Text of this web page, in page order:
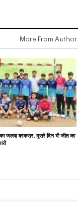
More From Author
जलवा बरकरार, दूसरे दिन भी जीत का